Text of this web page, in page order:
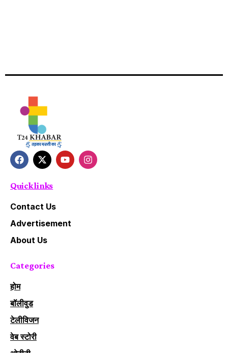
Quick links
Contact Us
Advertisement
About Us
Categories
होम
बॉलीवुड
टेलीविजन
वेब स्टोरी